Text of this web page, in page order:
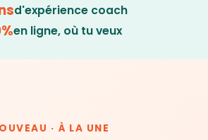
d'expérience coach
en ligne, où tu veux
· À LA UNE